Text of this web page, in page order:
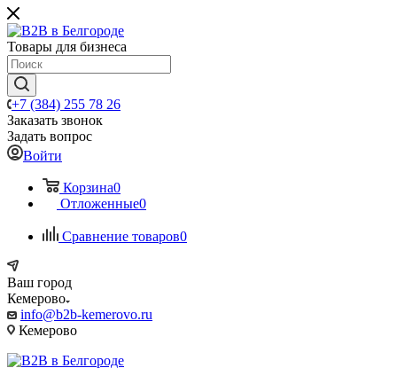
Товары для бизнеса
+7 (384) 255 78 26
Заказать звонок
Задать вопрос
Войти
Корзина0
Отложенные0
Сравнение товаров0
Ваш город
Кемерово
info@b2b-kemerovo.ru
Кемерово